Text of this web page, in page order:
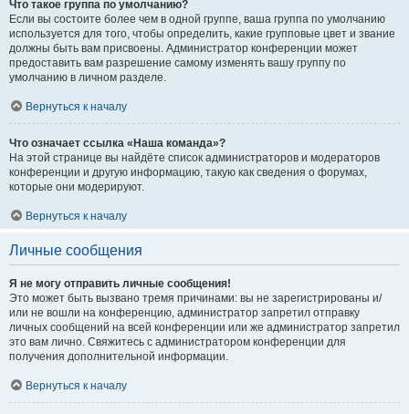
Что такое группа по умолчанию?
Если вы состоите более чем в одной группе, ваша группа по умолчанию
используется для того, чтобы определить, какие групповые цвет и звание
должны быть вам присвоены. Администратор конференции может
предоставить вам разрешение самому изменять вашу группу по
умолчанию в личном разделе.
Вернуться к началу
Что означает ссылка «Наша команда»?
На этой странице вы найдёте список администраторов и модераторов
конференции и другую информацию, такую как сведения о форумах,
которые они модерируют.
Вернуться к началу
Личные сообщения
Я не могу отправить личные сообщения!
Это может быть вызвано тремя причинами: вы не зарегистрированы и/
или не вошли на конференцию, администратор запретил отправку
личных сообщений на всей конференции или же администратор запретил
это вам лично. Свяжитесь с администратором конференции для
получения дополнительной информации.
Вернуться к началу